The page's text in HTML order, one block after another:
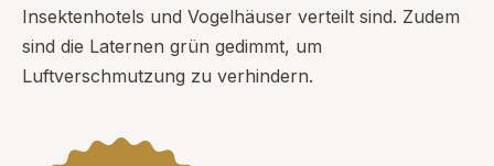
Insektenhotels und Vogelhäuser verteilt sind. Zudem
sind die Laternen grün gedimmt, um
Luftverschmutzung zu verhindern.